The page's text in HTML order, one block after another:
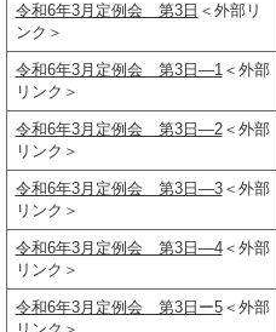
令和6年3月定例会 第3日 ＜外部リ
ンク＞
令和6年3月定例会 第3日―1＜外部
リンク＞
令和6年3月定例会 第3日―2＜外部
リンク＞
令和6年3月定例会 第3日―3＜外部
リンク＞
令和6年3月定例会 第3日―4＜外部
リンク＞
令和6年3月定例会 第3日ー5＜外部